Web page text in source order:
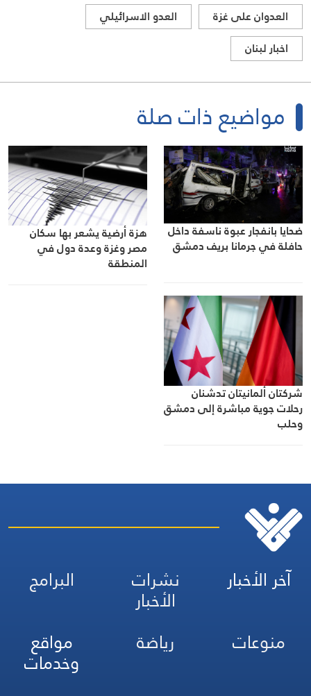
العدوان على غزة
العدو الاسرائيلي
اخبار لبنان
مواضيع ذات صلة
ضحايا بانفجار عبوة ناسفة داخل
حافلة في جرمانا بريف دمشق
هزة أرضية يشعر بها سكان
مصر وغزة وعدة دول في
المنطقة
شركتان ألمانيتان تدشنان
رحلات جوية مباشرة إلى دمشق
وحلب
آخر الأخبار نشرات
الأخبار
البرامج
منوعات
رياضة مواقع
وخدمات